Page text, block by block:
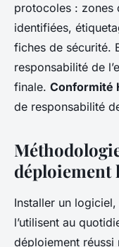
protocoles : zones
identifiées,
fiches de sécurité.
responsabilité de
finale. Conformité
de responsabilité
déploiement
Installer un logiciel,
l’utilisent au
déploiement